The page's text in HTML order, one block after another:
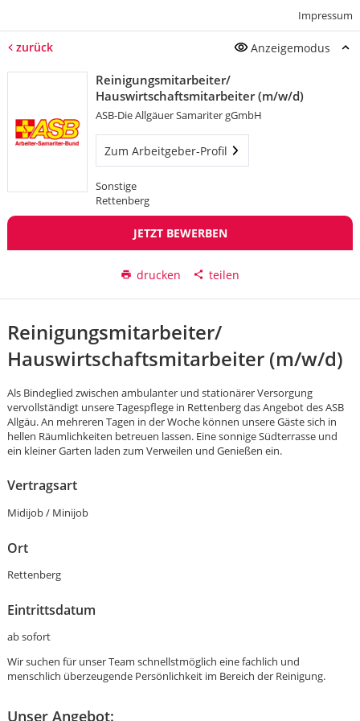
Impressum
zurück Anzeigemodus
Reinigungsmitarbeiter/
Hauswirtschaftsmitarbeiter (m/w/d)
ASB-Die Allgäuer Samariter gGmbH
Zum Arbeitgeber-Profil
Sonstige
Rettenberg
JETZT BEWERBEN
drucken teilen
Reinigungsmitarbeiter/
Hauswirtschaftsmitarbeiter (m/w/d)
Als Bindeglied zwischen ambulanter und stationärer Versorgung
vervollständigt unsere Tagespflege in Rettenberg das Angebot des ASB
Allgäu. An mehreren Tagen in der Woche können unsere Gäste sich in
hellen Räumlichkeiten betreuen lassen. Eine sonnige Südterrasse und
ein kleiner Garten laden zum Verweilen und Genießen ein.
Vertragsart
Midijob / Minijob
Ort
Rettenberg
Eintrittsdatum
ab sofort
Wir suchen für unser Team schnellstmöglich eine fachlich und
menschlich überzeugende Persönlichkeit im Bereich der Reinigung.
Unser Angebot:
Karte anzeigen